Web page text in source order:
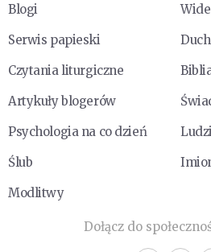
Blogi
Serwis papieski
Czytania liturgiczne
Artykuły blogerów
Psychologia na co dzień
Ślub
Modlitwy
Dołącz do